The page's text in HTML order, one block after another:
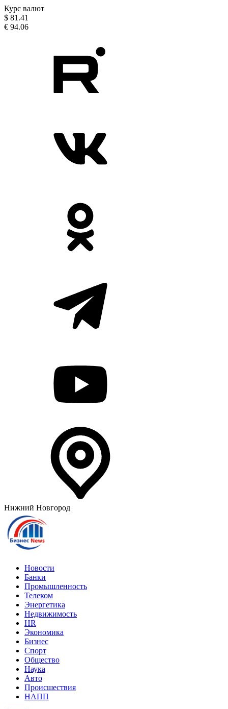
Курс валют
$ 81.41
€ 94.06
Нижний Новгород
Новости
Банки
Промышленность
Телеком
Энергетика
Недвижимость
HR
Экономика
Бизнес
Спорт
Общество
Наука
Авто
Происшествия
НАПП